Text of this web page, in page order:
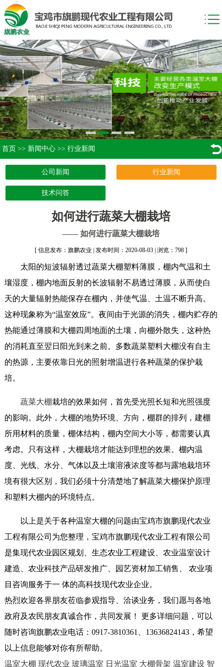
首页 >> 新闻中心 >> 行业新闻
公司新闻 行业新闻
技术问答
如何进行蔬菜大棚栽培
—— 如何进行蔬菜大棚栽培
[ 信息发布：旗鹏农业 | 发布时间：2020-08-03 | 浏览：798 ]
太阳的短波辐射透过蔬菜大棚塑料薄膜，棚内气温和土
壤湿度，棚内地面反射的长波辐射不易透过薄膜，从而使白
天的大量辐射热能保存在棚内，并使气温、土温不断升高。
这种现象称为“温室效应”。夜间由于光源的消失，棚内贮存的
热能通过薄膜和大棚四周地面的土壤，向棚外散失，这种热
的消耗直至翌日阳光到来之前。多数蔬菜塑料大棚没有自主
的热源，主要依靠日光的照射增温进行各种蔬菜的保护栽
培。
蔬菜大棚栽培的效果如何，首先受光照长短和光照强度
的影响。此外，大棚的地势环境、方向，棚群的排列，建棚
所用材料的质量，棚体结构，棚内空间大小等，都需要认真
考虑。只有这样，大棚栽培才能达到理想的效果。棚内温
度、光线、水分、气体以及土壤溶液浓度等都与露地栽培环
境有很大区别，我们必须十分清楚地了解蔬菜大棚保护原理
和塑料大棚内的环境特点。
以上是关于各种温室大棚的问题由宝鸡市旗鹏现代农业
工程有限公司为您整理，宝鸡市旗鹏现代农业工程有限公司
是集现代农业园区规划、生态农业工程建设、农业温室设计
建造、农业科技产品研发推广、园艺资材加工销售、 农业项
目咨询服务于一 体的高科技现代农业企业。
热烈欢迎各界朋友莅临参观指导、洽谈业务，我们愿与各地
政府及农民朋友真诚合作，共同发展！ 更多详细问题，可以
随时咨询旗鹏农业电话：0917-3810361、13636824143，希望
以上信息能够对你有所帮助。
温室大棚 现代农业 玻璃温室 日光温室 大棚骨架 温室建设 智